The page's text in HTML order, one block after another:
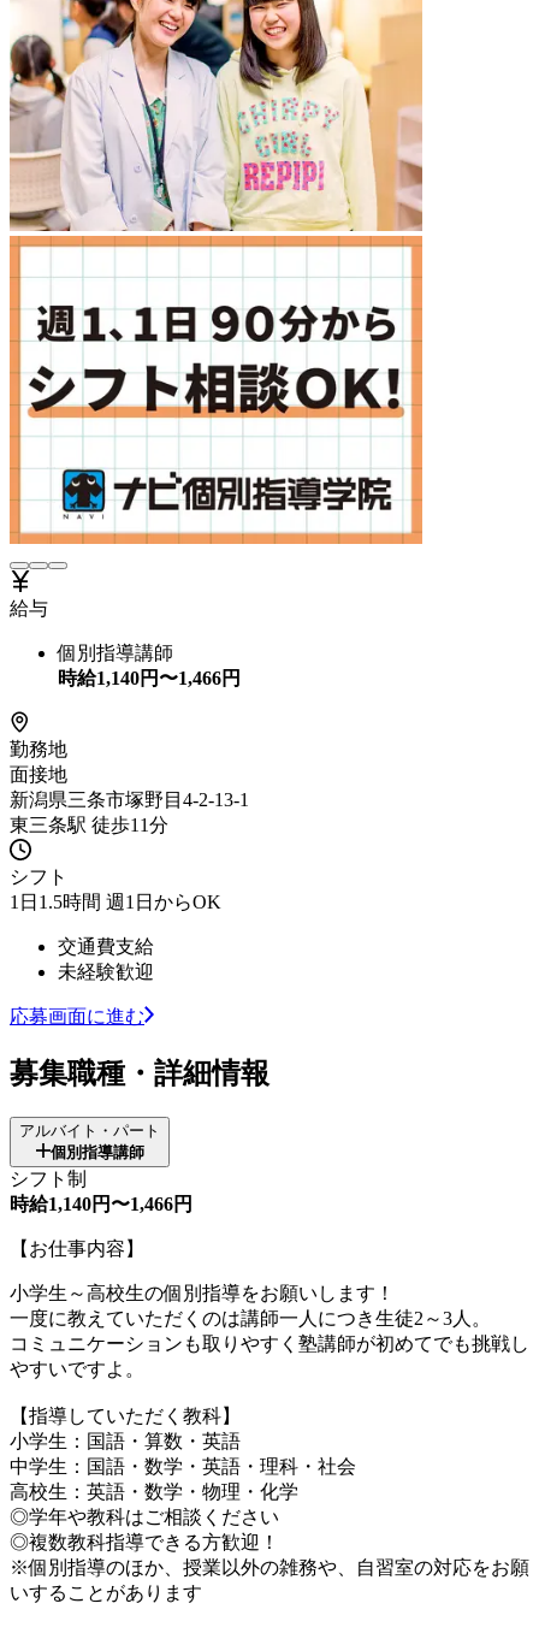
給与
個別指導講師
時給1,140円〜1,466円
勤務地
面接地
新潟県三条市塚野目4-2-13-1
東三条駅 徒歩11分
シフト
1日1.5時間 週1日からOK
交通費支給
未経験歓迎
応募画面に進む
募集職種・詳細情報
アルバイト・パート
個別指導講師
シフト制
時給1,140円〜1,466円
【お仕事内容】
小学生～高校生の個別指導をお願いします！
一度に教えていただくのは講師一人につき生徒2～3人。
コミュニケーションも取りやすく塾講師が初めてでも挑戦し
やすいですよ。
【指導していただく教科】
小学生：国語・算数・英語
中学生：国語・数学・英語・理科・社会
高校生：英語・数学・物理・化学
◎学年や教科はご相談ください
◎複数教科指導できる方歓迎！
※個別指導のほか、授業以外の雑務や、自習室の対応をお願
いすることがあります